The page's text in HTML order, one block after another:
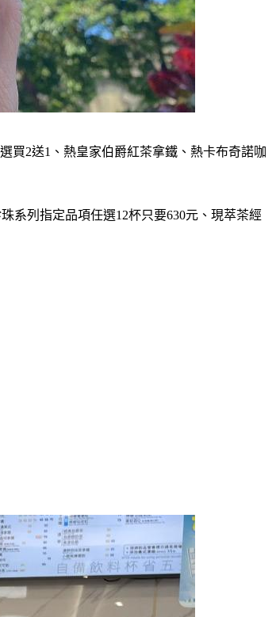
買2送1、熱皇家伯爵紅茶拿鐵、熱卡布奇諾咖
系列指定品項任選12杯只要630元、現萃茶經